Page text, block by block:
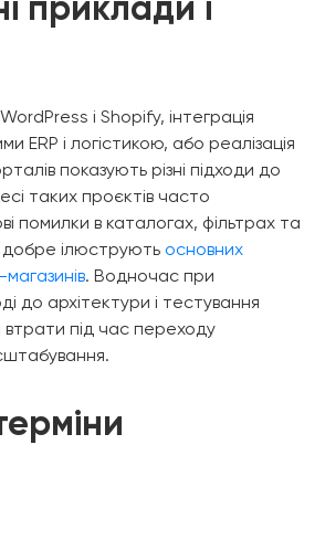
WordPress і Shopify, інтеграція
ERP і логістикою, або реалізація
показують різні підходи до
таких проєктів часто
помилки в каталогах, фільтрах та
добре ілюструють основних
. Водночас при
до архітектури і тестування
втрати під час переходу